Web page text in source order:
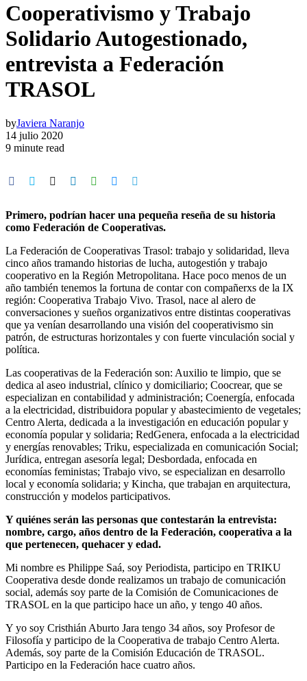
Cooperativismo y Trabajo
Solidario Autogestionado,
entrevista a Federación
TRASOL
byJaviera Naranjo
14 julio 2020
9 minute read
Primero, podrían hacer una pequeña reseña de su historia
como Federación de Cooperativas.
La Federación de Cooperativas Trasol: trabajo y solidaridad, lleva
cinco años tramando historias de lucha, autogestión y trabajo
cooperativo en la Región Metropolitana. Hace poco menos de un
año también tenemos la fortuna de contar con compañerxs de la IX
región: Cooperativa Trabajo Vivo. Trasol, nace al alero de
conversaciones y sueños organizativos entre distintas cooperativas
que ya venían desarrollando una visión del cooperativismo sin
patrón, de estructuras horizontales y con fuerte vinculación social y
política.
Las cooperativas de la Federación son: Auxilio te limpio, que se
dedica al aseo industrial, clínico y domiciliario; Coocrear, que se
especializan en contabilidad y administración; Coenergía, enfocada
a la electricidad, distribuidora popular y abastecimiento de vegetales;
Centro Alerta, dedicada a la investigación en educación popular y
economía popular y solidaria; RedGenera, enfocada a la electricidad
y energías renovables; Triku, especializada en comunicación Social;
Jurídica, entregan asesoría legal; Desbordada, enfocada en
economías feministas; Trabajo vivo, se especializan en desarrollo
local y economía solidaria; y Kincha, que trabajan en arquitectura,
construcción y modelos participativos.
Y quiénes serán las personas que contestarán la entrevista:
nombre, cargo, años dentro de la Federación, cooperativa a la
que pertenecen, quehacer y edad.
Mi nombre es Philippe Saá, soy Periodista, participo en TRIKU
Cooperativa desde donde realizamos un trabajo de comunicación
social, además soy parte de la Comisión de Comunicaciones de
TRASOL en la que participo hace un año, y tengo 40 años.
Y yo soy Cristhián Aburto Jara tengo 34 años, soy Profesor de
Filosofía y participo de la Cooperativa de trabajo Centro Alerta.
Además, soy parte de la Comisión Educación de TRASOL.
Participo en la Federación hace cuatro años.